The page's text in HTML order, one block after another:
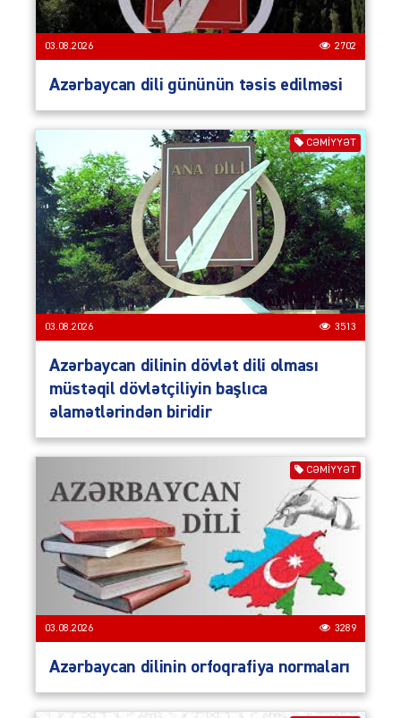
03.08.2026 2702
Azərbaycan dili gününün təsis edilməsi
CƏMIYYƏT
03.08.2026 3513
Azərbaycan dilinin dövlət dili olması
müstəqil dövlətçiliyin başlıca
əlamətlərindən biridir
CƏMIYYƏT
03.08.2026 3289
Azərbaycan dilinin orfoqrafiya normaları